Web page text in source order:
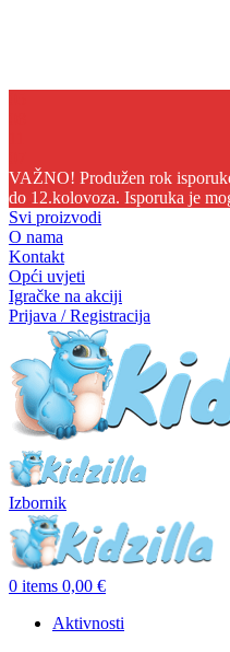
VAŽNO! Produžen rok
do 12.kolovoza. Isporuka je
Svi proizvodi
O nama
Kontakt
Opći uvjeti
Igračke na akciji
Prijava / Registracija
Izbornik
0 items 0,00 €
Aktivnosti